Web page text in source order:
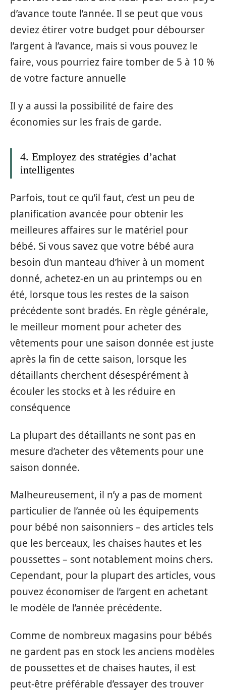
d’avance toute l’année. Il se peut que vous
deviez étirer votre budget pour débourser
l’argent à l’avance, mais si vous pouvez le
faire, vous pourriez faire tomber de 5 à 10 %
de votre facture annuelle
Il y a aussi la possibilité de faire des
économies sur les frais de garde.
4. Employez des stratégies d’achat
intelligentes
Parfois, tout ce qu’il faut, c’est un peu de
planification avancée pour obtenir les
meilleures affaires sur le matériel pour
bébé. Si vous savez que votre bébé aura
besoin d’un manteau d’hiver à un moment
donné, achetez-en un au printemps ou en
été, lorsque tous les restes de la saison
précédente sont bradés. En règle générale,
le meilleur moment pour acheter des
vêtements pour une saison donnée est juste
après la fin de cette saison, lorsque les
détaillants cherchent désespérément à
écouler les stocks et à les réduire en
conséquence
La plupart des détaillants ne sont pas en
mesure d’acheter des vêtements pour une
saison donnée.
Malheureusement, il n’y a pas de moment
particulier de l’année où les équipements
pour bébé non saisonniers – des articles tels
que les berceaux, les chaises hautes et les
poussettes – sont notablement moins chers.
Cependant, pour la plupart des articles, vous
pouvez économiser de l’argent en achetant
le modèle de l’année précédente.
Comme de nombreux magasins pour bébés
ne gardent pas en stock les anciens modèles
de poussettes et de chaises hautes, il est
peut-être préférable d’essayer des trouver